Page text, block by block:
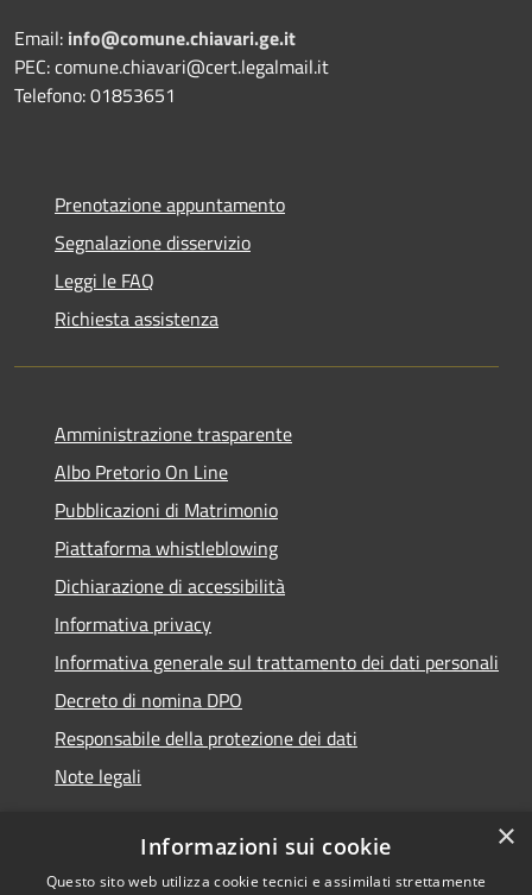
Email: info@comune.chiavari.ge.it
PEC: comune.chiavari@cert.legalmail.it
Telefono: 01853651
Prenotazione appuntamento
Segnalazione disservizio
Leggi le FAQ
Richiesta assistenza
Amministrazione trasparente
Albo Pretorio On Line
Pubblicazioni di Matrimonio
Piattaforma whistleblowing
Dichiarazione di accessibilità
Informativa privacy
Informativa generale sul trattamento dei dati personali
Decreto di nomina DPO
Responsabile della protezione dei dati
Note legali
×
Informazioni sui cookie
Questo sito web utilizza cookie tecnici e assimilati strettamente